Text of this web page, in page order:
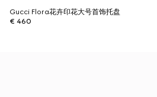
Gucci Flora花卉印花大号首饰托盘
€ 460